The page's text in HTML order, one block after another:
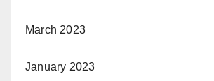
March 2023
January 2023